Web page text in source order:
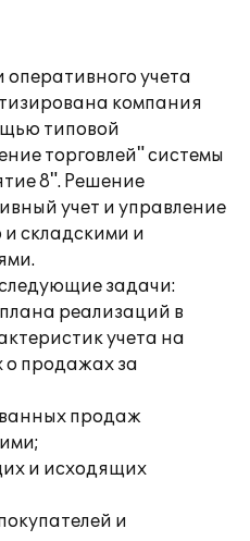
учета
компания
типовой
торговлей" системы
8". Решение
учет и управление
и складскими и
задачи:
реализаций в
учета на
продажах за
продаж
и исходящих
и